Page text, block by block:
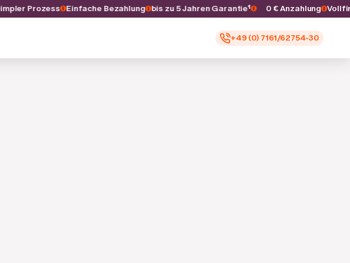
Simpler Prozess Einfache Bezahlung bis zu 5 Jahren Garantie¹ 0 € Anzahlung
+49 (0) 7161/62754-30